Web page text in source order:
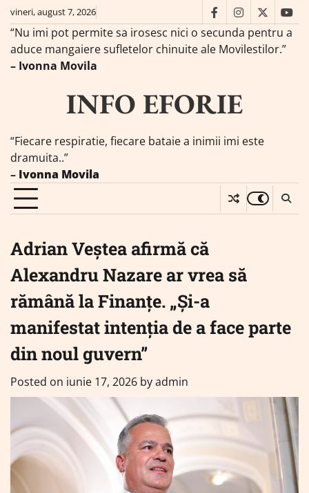
Skip
content
vineri, august 7, 2026 facebookinstagram
twitter
“Nu imi pot permite sa irosesc nici o secunda pentru a
aduce mangaiere sufletelor chinuite ale Movilestilor.”
– Ivonna Movila
INFO EFORIE
“Fiecare respiratie, fiecare bataie a inimii imi este
dramuita..”
– Ivonna Movila
Adrian Veștea afirmă că
Alexandru Nazare ar vrea să
rămână la Finanțe. „Şi-a
manifestat intenţia de a face parte
din noul guvern”
Posted on iunie 17, 2026 byadmin